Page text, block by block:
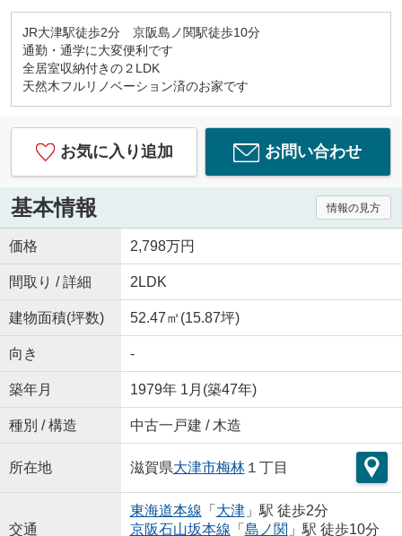
JR大津駅徒歩2分 京阪島ノ関駅徒歩10分
通勤・通学に大変便利です
全居室収納付きの２LDK
天然木フルリノベーション済のお家です
お気に入り追加 お問い合わせ
基本情報 情報の見方
価格 2,798万円
間取り / 詳細 2LDK
建物面積(坪数) 52.47㎡(15.87坪)
向き -
築年月 1979年 1月(築47年)
種別 / 構造 中古一戸建 / 木造
所在地 滋賀県大津市梅林１丁目
交通
東海道本線 「 大津」駅 徒歩2分
京阪石山坂本線 「 島ノ関 」駅 徒歩10分